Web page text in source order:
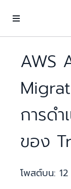
AWS
การด
ของ
โพสต์บน: